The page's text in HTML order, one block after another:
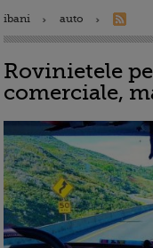
ibani auto
Rovinietele
comerciale,